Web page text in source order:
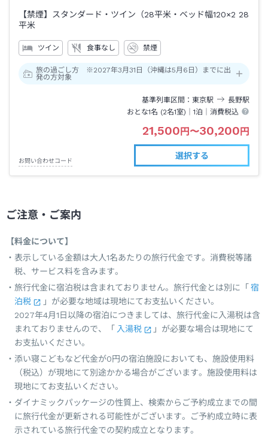
【禁煙】スタンダード・ツイン（28平米・ベッド幅120×2 28
平米
ツイン 食事なし 禁煙
旅の過ごし方 ※2027年3月31日（沖縄は5月6日）までに出
発の方対象
基準列車区間 東京駅 長野駅
おとな1名 (2名1室)｜1泊 ｜消費税込
21,500 円 〜30,200 円
お問い合わせコード
選択する
ご注意・ご案内
【料金について】
表示している金額は大人1名あたりの旅行代金です。消費税等諸
税、サービス料を含みます。
旅行代金に宿泊税は含まれておりません。旅行代金とは別に「 宿
泊税
」が必要な地域は現地にてお支払いください。
2027年4月1日以降の宿泊につきましては、旅行代金に入湯税は含
まれておりませんので、「 入湯税
」が必要な場合は現地にて
お支払いください。
添い寝こどもなど代金が0円の宿泊施設においても、施設使用料
（税込）が現地にて別途かかる場合がございます。施設使用料は
現地にてお支払いください。
ダイナミックパッケージの性質上、検索からご予約成立までの間
に旅行代金が更新される可能性がございます。ご予約成立時に表
示されている旅行代金での契約成立となります。